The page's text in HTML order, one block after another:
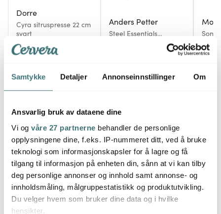
Samtykke Detaljer Annonseinnstillinger Om
Ansvarlig bruk av dataene dine
Vi og våre 27 partnerne behandler de personlige
opplysningene dine, f.eks. IP-nummeret ditt, ved å bruke
teknologi som informasjonskapsler for å lagre og få
tilgang til informasjon på enheten din, sånn at vi kan tilby
deg personlige annonser og innhold samt annonse- og
innholdsmåling, målgruppestatistikk og produktutvikling.
Du velger hvem som bruker dine data og i hvilke
hensikter.
Dorre
Cyra sitruspresse 22 cm
svart
159 kr
Anders Petter
Steel Essentials
sitruspresse 20,5 cm
blank
279
Du kanskje også liker